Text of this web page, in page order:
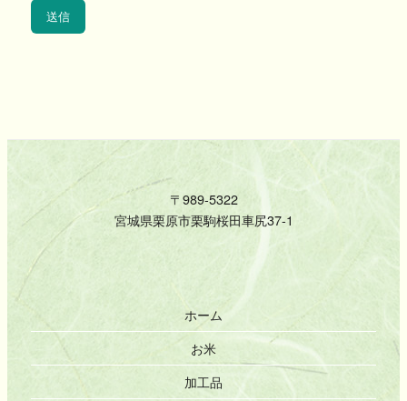
〒989-5322
宮城県栗原市栗駒桜田車尻37-1
ホーム
お米
加工品